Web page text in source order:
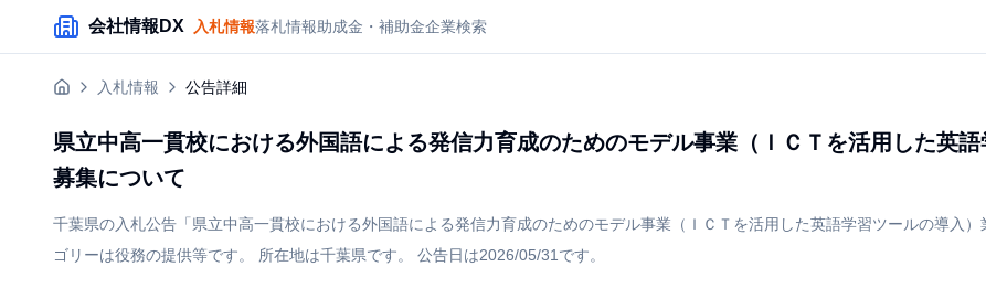
メインコンテンツにスキップ
会社情報DX 入札情報落札情報助成金・補助金企業検索
入札情報 公告詳細
県立中高一貫校における外国語による発信力育成のためのモデル事業（ＩＣＴを活用した英
募集について
千葉県の入札公告「県立中高一貫校における外国語による発信力育成のためのモデル事業（ＩＣＴを活用した英語学習ツールの導入
ゴリーは役務の提供等です。 所在地は千葉県です。 公告日は2026/05/31です。